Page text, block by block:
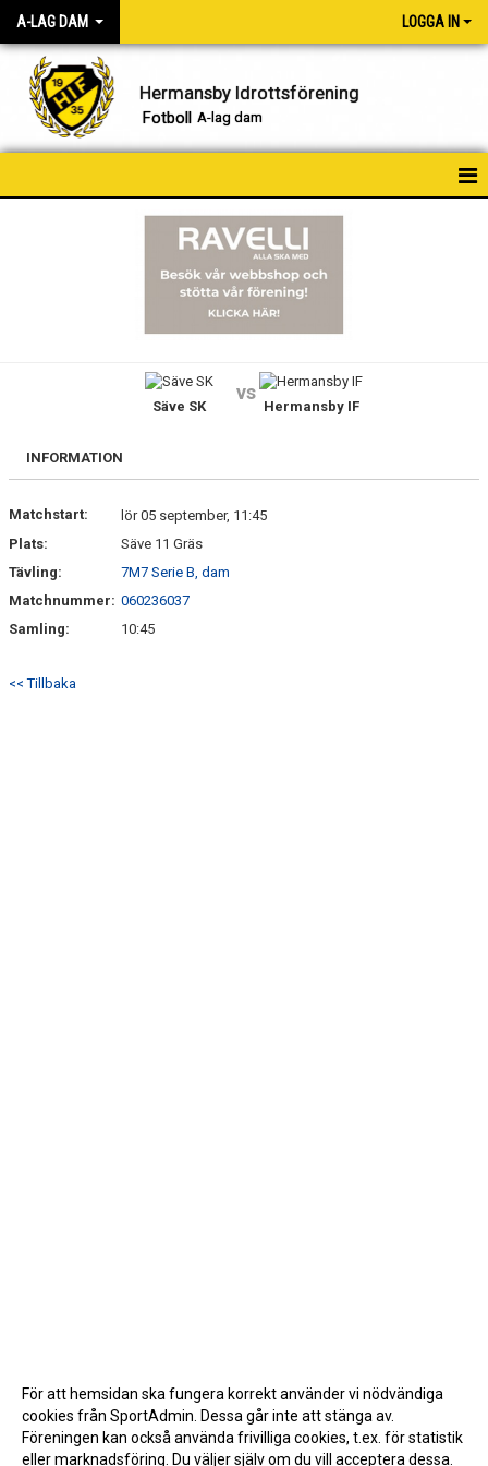
A-LAG DAM LOGGA IN
Hermansby Idrottsförening
Fotboll A-lag dam
BILDGALLERI
KONTAKT
Säve SK
vs
Hermansby IF
INFORMATION
Matchstart:
lör 05 september, 11:45
Plats:
Säve 11 Gräs
Tävling:
7M7 Serie B, dam
Matchnummer: 060236037
Samling:
10:45
<< Tillbaka
För att hemsidan ska fungera korrekt använder vi nödvändiga
cookies från SportAdmin. Dessa går inte att stänga av.
Föreningen kan också använda frivilliga cookies, t.ex. för statistik
eller marknadsföring. Du väljer själv om du vill acceptera dessa.